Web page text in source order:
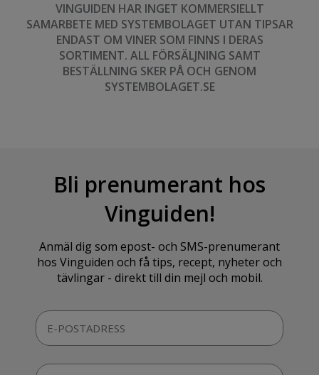
VINGUIDEN HAR INGET KOMMERSIELLT
SAMARBETE MED SYSTEMBOLAGET UTAN TIPSAR
ENDAST OM VINER SOM FINNS I DERAS
SORTIMENT. ALL FÖRSÄLJNING SAMT
BESTÄLLNING SKER PÅ OCH GENOM
SYSTEMBOLAGET.SE
Bli prenumerant hos
Vinguiden!
Anmäl dig som epost- och SMS-prenumerant
hos Vinguiden och få tips, recept, nyheter och
tävlingar - direkt till din mejl och mobil.